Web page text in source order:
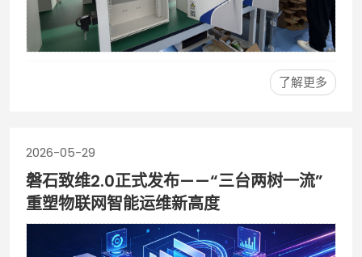
了解更多
2026-05-29
磐石致维2.0正式发布——“三台两树一流”
重塑物联网智能运维新高度